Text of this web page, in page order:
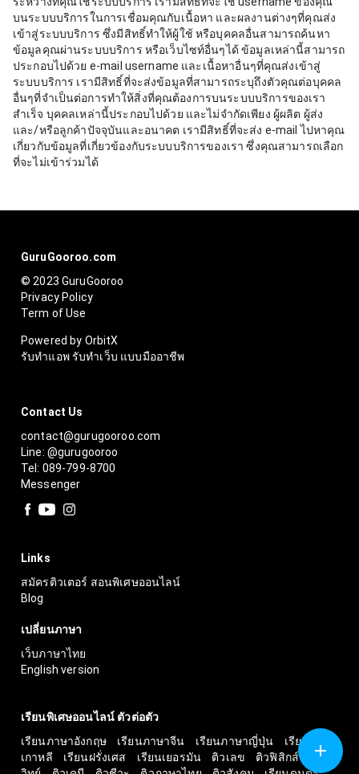
บนระบบบริการในการเชื่อมคุณกับเนื้อหา และผลงานต่างๆที่คุณส่ง
เข้าสู่ระบบบริการ ซึ่งมีสิทธิ์ทำให้ผู้ใช้ หรือบุคคลอื่นสามารถค้นหา
ข้อมูลคุณผ่านระบบบริการ หรือเว็บไซท์อื่นๆได้ ข้อมูลเหล่านี้สามารถ
ประกอบไปด้วย e-mail username และเนื้อหาอื่นๆที่คุณส่งเข้าสู่
ระบบบริการ เรามีสิทธิ์ที่จะส่งข้อมูลที่สามารถระบุถึงตัวคุณต่อบุคคล
อื่นๆที่จำเป็นต่อการทำให้สิ่งที่คุณต้องการบนระบบบริการของเรา
สำเร็จ บุคคลเหล่านี้ประกอบไปด้วย และไม่จำกัดเพียง ผู้ผลิต ผู้ส่ง
และ/หรือลูกค้าปัจจุบันและอนาคต เรามีสิทธิ์ที่จะส่ง e-mail ไปหาคุณ
เกี่ยวกับข้อมูลที่เกี่ยวข้องกับระบบบริการของเรา ซึ่งคุณสามารถเลือก
ที่จะไม่เข้าร่วมได้
GuruGooroo.com
© 2023 GuruGooroo
Privacy Policy
Term of Use
Powered by OrbitX
รับทำแอพ รับทำเว็บ แบบมืออาชีพ
Contact Us
contact@gurugooroo.com
Line: @gurugooroo
Tel: 089-799-8700
Messenger
Links
สมัครติวเตอร์ สอนพิเศษออนไลน์
Blog
เปลี่ยนภาษา
เว็บภาษาไทย
English version
เรียนพิเศษออนไลน์ ตัวต่อตัว
เรียนภาษาอังกฤษ
เรียนภาษาจีน เรียนภาษาญี่ปุ่น
เรียน
เกาหลี
เรียนฝรั่งเศส เรียนเยอรมัน ติวเลข ติวฟิสิกส์
ติว